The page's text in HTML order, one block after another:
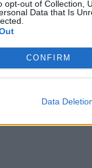
opt-out of Collection,
Data that Is
CONFIRM
Data